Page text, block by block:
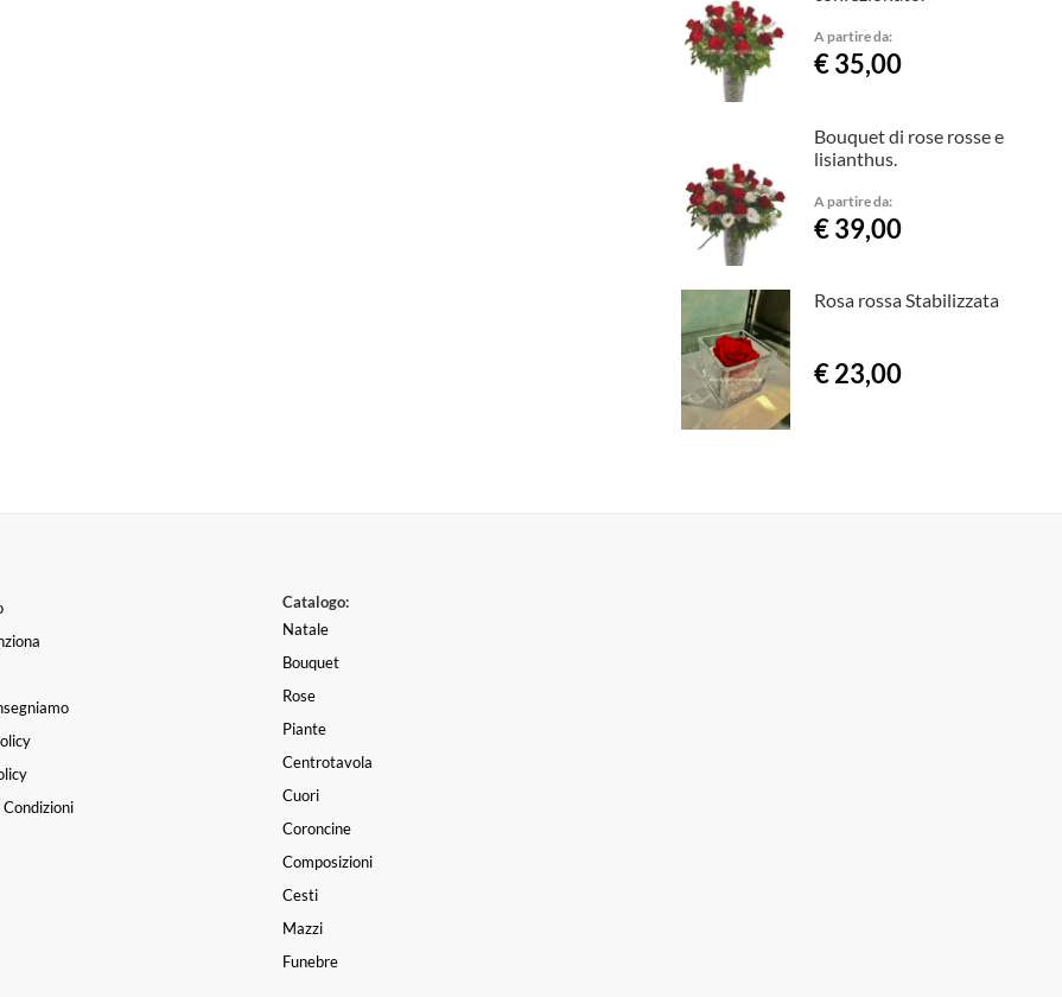
A partire da:
€ 35,00
Bouquet di rose rosse e
lisianthus.
A partire da:
€ 39,00
Rosa rossa Stabilizzata
€ 23,00
Catalogo:
Natale
Bouquet
Rose
Piante
Centrotavola
Cuori
Coroncine
Composizioni
Cesti
Mazzi
Funebre